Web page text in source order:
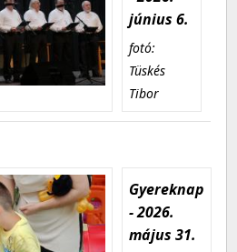
június 6.
fotó:
Tüskés
Tibor
Gyereknap
- 2026.
május 31.